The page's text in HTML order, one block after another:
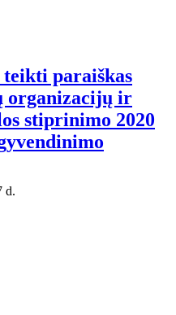
teikti paraiškas
organizacijų ir
stiprinimo 2020
d.